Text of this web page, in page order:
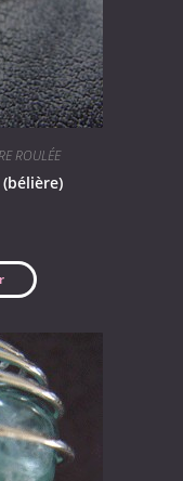
ROULÉE